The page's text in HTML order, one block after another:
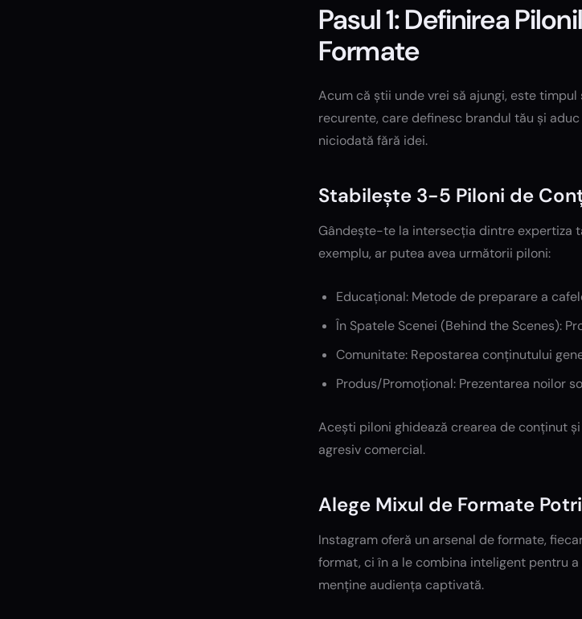
Pasul 1: Definirea
Formate
Acum că știi unde vrei să ajungi, este
recurente, care definesc brandul tău și
niciodată fără idei.
Stabilește 3-5 Piloni de
Gândește-te la intersecția dintre expertiza
exemplu, ar putea avea următorii piloni:
Educațional: Metode de preparare a
În Spatele Scenei (Behind the Scenes):
Comunitate: Repostarea conținutului
Produs/Promoțional: Prezentarea noilor
Acești piloni ghidează crearea de conținut
agresiv comercial.
Alege Mixul de Formate
Instagram oferă un arsenal de formate,
format, ci în a le combina inteligent pentru
menține audiența captivată.